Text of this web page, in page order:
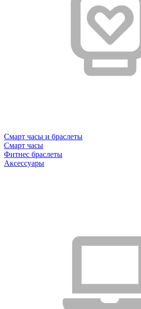
Смарт часы и браслеты
Смарт часы
Фитнес браслеты
Аксессуары